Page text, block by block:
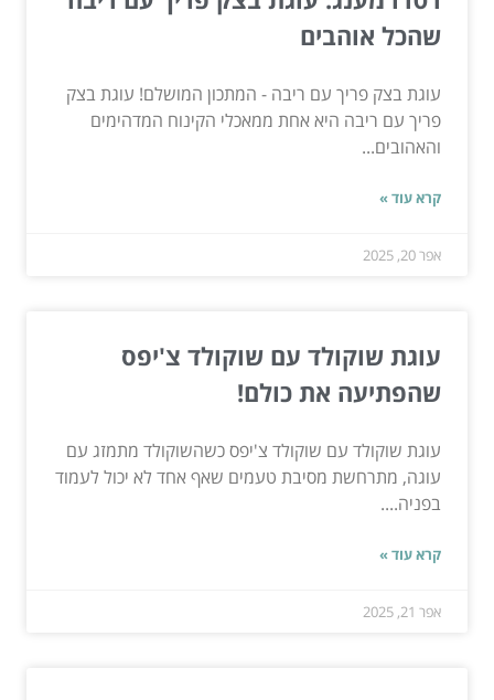
שהכל אוהבים
עוגת בצק פריך עם ריבה - המתכון המושלם! עוגת בצק
פריך עם ריבה היא אחת ממאכלי הקינוח המדהימים
והאהובים...
קרא עוד »
אפר 20, 2025
עוגת שוקולד עם שוקולד צ'יפס
שהפתיעה את כולם!
עוגת שוקולד עם שוקולד צ'יפס כשהשוקולד מתמזג עם
עוגה, מתרחשת מסיבת טעמים שאף אחד לא יכול לעמוד
בפניה....
קרא עוד »
אפר 21, 2025